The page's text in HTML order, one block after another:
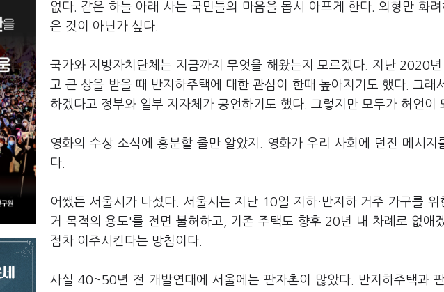
없다. 같은 하늘 아래 사는 국민들의 마음을 몹시 아프게 한다. 외형만 화려
은 것이 아닌가 싶다.
국가와 지방자치단체는 지금까지 무엇을 해왔는지 모르겠다. 지난 2020
고 큰 상을 받을 때 반지하주택에 대한 관심이 한때 높아지기도 했다. 그래
하겠다고 정부와 일부 지자체가 공언하기도 했다. 그렇지만 모두가 허언이
영화의 수상 소식에 흥분할 줄만 알았지. 영화가 우리 사회에 던진 메시
다.
어쨌든 서울시가 나섰다. 서울시는 지난 10일 지하·반지하 거주 가구를
거 목적의 용도'를 전면 불허하고, 기존 주택도 향후 20년 내 차례로 없애
점차 이주시킨다는 방침이다.
사실 40~50년 전 개발연대에 서울에는 판자촌이 많았다. 반지하주택과